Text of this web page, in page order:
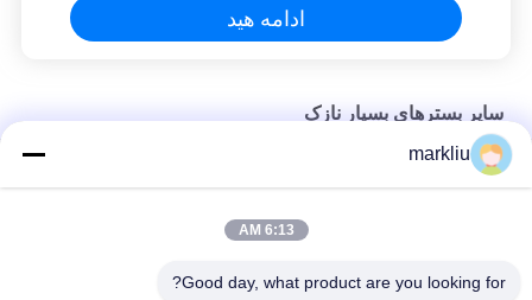
ادامه هید
سایر بسترهای بسیار نازک
تولید بستر بسته حافظه فلش/NAND
markliu
6:13 AM
Good day, what product are you looking for?